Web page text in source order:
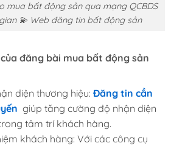
mua bất động sản qua mạng QCBDS
💫 Web đăng tin bất động sản
đăng bài mua bất động sản
diện thương hiệu: Đăng tin cần
giúp tăng cường độ nhận diện
tâm trí khách hàng.
khách hàng: Với các công cụ